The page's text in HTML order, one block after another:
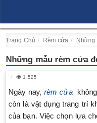
Trang Chủ Rèm cửa Những
Những mẫu rèm cửa
1,525
Ngày nay,rèm cửakhông
còn là vật dụng trang trí
của bạn. Việc chọn lựa